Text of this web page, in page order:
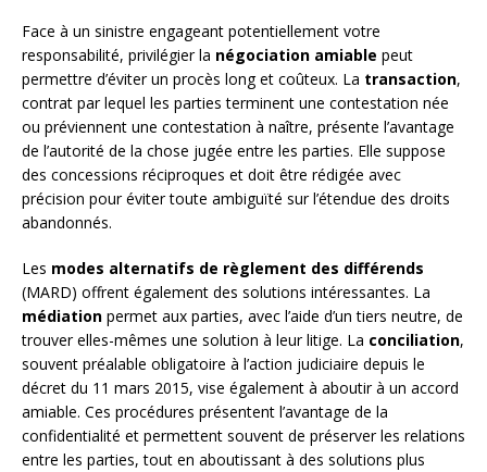
Face à un sinistre engageant potentiellement votre
responsabilité, privilégier la négociation amiable peut
permettre d’éviter un procès long et coûteux. La transaction,
contrat par lequel les parties terminent une contestation née
ou préviennent une contestation à naître, présente l’avantage
de l’autorité de la chose jugée entre les parties. Elle suppose
des concessions réciproques et doit être rédigée avec
précision pour éviter toute ambiguïté sur l’étendue des droits
abandonnés.
Les modes alternatifs de règlement des différends
(MARD) offrent également des solutions intéressantes. La
médiation permet aux parties, avec l’aide d’un tiers neutre, de
trouver elles-mêmes une solution à leur litige. La conciliation,
souvent préalable obligatoire à l’action judiciaire depuis le
décret du 11 mars 2015, vise également à aboutir à un accord
amiable. Ces procédures présentent l’avantage de la
confidentialité et permettent souvent de préserver les relations
entre les parties, tout en aboutissant à des solutions plus